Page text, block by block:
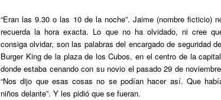
“Eran las 9.30 o las 10 de la noche”. Jaime (nombre ficticio)
recuerda la hora exacta. Lo que no ha olvidado, ni cree
consiga olvidar, son las palabras del encargado de seguridad
Burger King de la plaza de los Cubos, en el centro de la
donde estaba cenando con su novio el pasado 29 de
“Nos dijo que esas cosas no se podían hacer así. Que
niños delante”. Y les pidió que se fueran.